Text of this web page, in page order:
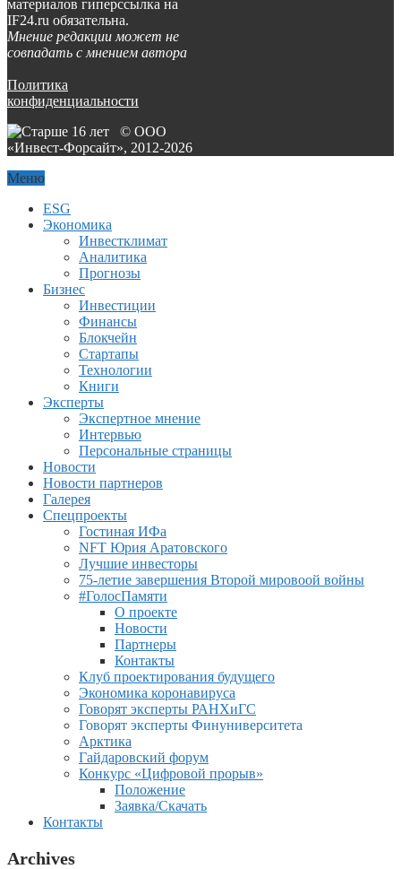
материалов гиперссылка на
IF24.ru обязательна.
Мнение редакции может не
совпадать с мнением автора
Политика
конфиденциальности
© ООО
«Инвест-Форсайт», 2012-2026
Меню
ESG
Экономика
Инвестклимат
Аналитика
Прогнозы
Бизнес
Инвестиции
Финансы
Блокчейн
Стартапы
Технологии
Книги
Эксперты
Экспертное мнение
Интервью
Персональные страницы
Новости
Новости партнеров
Галерея
Спецпроекты
Гостиная ИФа
NFT Юрия Аратовского
Лучшие инвесторы
75-летие завершения Второй мировоой войны
#ГолосПамяти
О проекте
Новости
Партнеры
Контакты
Клуб проектирования будущего
Экономика коронавируса
Говорят эксперты РАНХиГС
Говорят эксперты Финуниверситета
Арктика
Гайдаровский форум
Конкурс «Цифровой прорыв»
Положение
Заявка/Скачать
Контакты
Archives